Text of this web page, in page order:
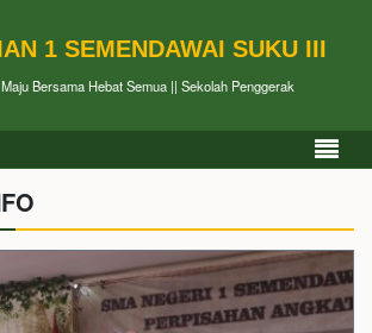
1 SEMENDAWAI SUKU III
Maju Bersama Hebat Semua || Sekolah Penggerak